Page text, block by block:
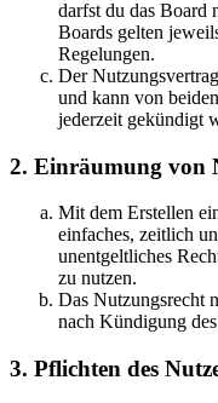
darfst du das Board
Boards gelten
Regelungen.
Der
und kann von
jederzeit gekündigt
2. Einräumung von
Mit dem Erstellen
einfaches, zeitlich
unentgeltliches
zu nutzen.
Das Nutzungsrecht
nach Kündigung
3. Pflichten des